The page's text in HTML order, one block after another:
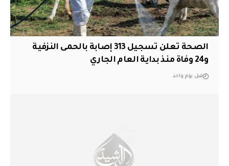
الصحة تعلن تسجيل 313 إصابة بالحمى النزفية
و24 وفاة منذ بداية العام الجاري
قبل يوم واحد